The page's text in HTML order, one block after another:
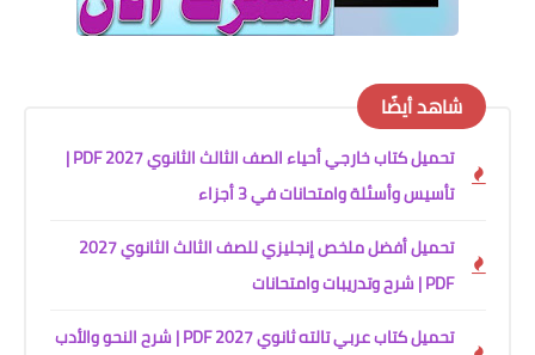
شاهد أيضًا
تحميل كتاب خارجي أحياء الصف الثالث الثانوي 2027 PDF |
تأسيس وأسئلة وامتحانات في 3 أجزاء
تحميل أفضل ملخص إنجليزي للصف الثالث الثانوي 2027
PDF | شرح وتدريبات وامتحانات
تحميل كتاب عربي تالته ثانوي 2027 PDF | شرح النحو والأدب